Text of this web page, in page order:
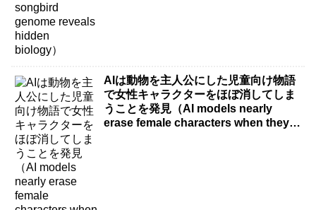
AIは動物を主人公にした児童向け物語
で女性キャラクターをほぼ消してしま
うことを発見（AI models nearly
erase female characters when they